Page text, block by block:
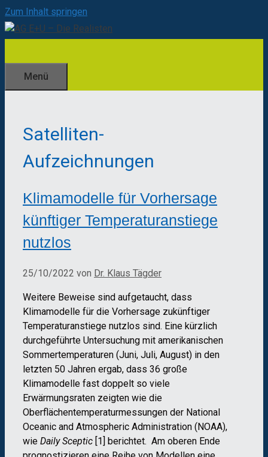
Zum Inhalt springen
Menü
Satelliten-
Aufzeichnungen
Klimamodelle für Vorhersage
künftiger Temperaturanstiege
nutzlos
25/10/2022 von Dr. Klaus Tägder
Weitere Beweise sind aufgetaucht, dass
Klimamodelle für die Vorhersage zukünftiger
Temperaturanstiege nutzlos sind. Eine kürzlich
durchgeführte Untersuchung mit amerikanischen
Sommertemperaturen (Juni, Juli, August) in den
letzten 50 Jahren ergab, dass 36 große
Klimamodelle fast doppelt so viele
Erwärmungsraten zeigten wie die
Oberflächentemperaturmessungen der National
Oceanic and Atmospheric Administration (NOAA),
wie Daily Sceptic [1] berichtet. Am oberen Ende